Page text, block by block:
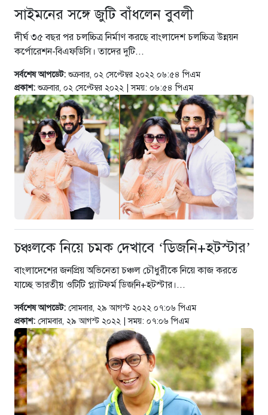
সাইমনের সঙ্গে জুটি বাঁধলেন বুবলী
দীর্ঘ ৩৫ বছর পর চলচ্চিত্র নির্মাণ করছে বাংলাদেশ চলচ্চিত্র উন্নয়ন
কর্পোরেশন-বিএফডিসি। তাদের দুটি...
সর্বশেষ আপডেট: শুক্রবার, ০২ সেপ্টেম্বর ২০২২ ০৬:৫৪ পিএম
প্রকাশ: শুক্রবার, ০২ সেপ্টেম্বর ২০২২ | সময়: ০৬:৫৪ পিএম
চঞ্চলকে নিয়ে চমক দেখাবে ‘ডিজনি+হটস্টার’
বাংলাদেশের জনপ্রিয় অভিনেতা চঞ্চল চৌধুরীকে নিয়ে কাজ করতে
যাচ্ছে ভারতীয় ওটিটি প্ল্যাটফর্ম ডিজনি+হটস্টার।...
সর্বশেষ আপডেট: সোমবার, ২৯ আগস্ট ২০২২ ০৭:০৬ পিএম
প্রকাশ: সোমবার, ২৯ আগস্ট ২০২২ | সময়: ০৭:০৬ পিএম